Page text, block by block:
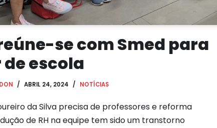
se com Smed para
escola
ABRIL 24, 2024 NOTÍCIAS
da Silva precisa de professores e reforma
de RH na equipe tem sido um transtorno